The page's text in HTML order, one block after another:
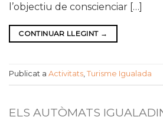
l’objectiu de conscienciar […]
CONTINUAR LLEGINT →
Publicat a Activitats, Turisme Igualada
ELS AUTÒMATS